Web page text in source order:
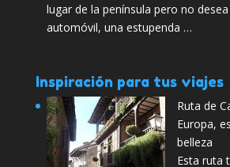
lugar de la península pero no
automóvil, una estupenda …
Inspiración para tus viajes
Ruta de
Europa,
belleza
Esta ruta